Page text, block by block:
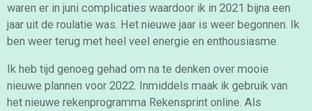
waren er in juni complicaties waardoor ik in 2021 bijna een
jaar uit de roulatie was. Het nieuwe jaar is weer begonnen. Ik
ben weer terug met heel veel energie en enthousiasme.
Ik heb tijd genoeg gehad om na te denken over mooie
nieuwe plannen voor 2022. Inmiddels maak ik gebruik van
het nieuwe rekenprogramma Rekensprint online. Als